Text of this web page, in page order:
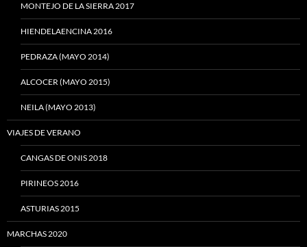
MONTEJO DE LA SIERRA 2017
HIENDELAENCINA 2016
PEDRAZA (MAYO 2014)
ALCOCER (MAYO 2015)
NEILA (MAYO 2013)
VIAJES DE VERANO
CANGAS DE ONIS 2018
PIRINEOS 2016
ASTURIAS 2015
MARCHAS 2020